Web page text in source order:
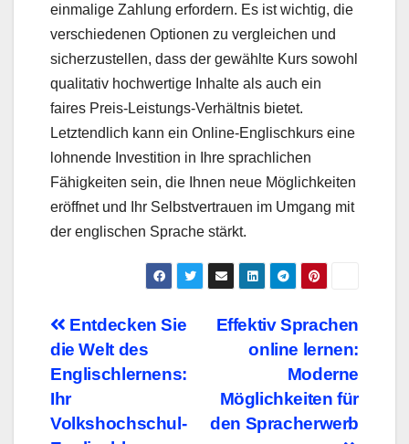
einmalige Zahlung erfordern. Es ist wichtig, die
verschiedenen Optionen zu vergleichen und
sicherzustellen, dass der gewählte Kurs sowohl
qualitativ hochwertige Inhalte als auch ein
faires Preis-Leistungs-Verhältnis bietet.
Letztendlich kann ein Online-Englischkurs eine
lohnende Investition in Ihre sprachlichen
Fähigkeiten sein, die Ihnen neue Möglichkeiten
eröffnet und Ihr Selbstvertrauen im Umgang mit
der englischen Sprache stärkt.
Beitragsnavigation
Effektiv Sprachen
online lernen:
Moderne
Möglichkeiten für
den Spracherwerb
Entdecken Sie
die Welt des
Englischlernens:
Ihr
Volkshochschul-